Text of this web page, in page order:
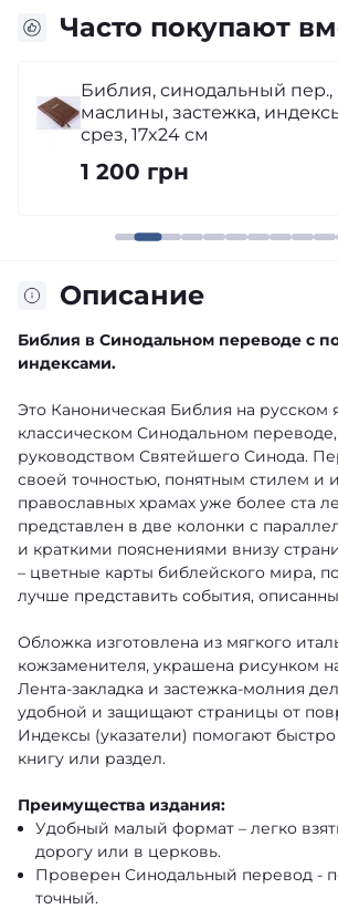
Часто покупают
Библия, синодальный пер.,
маслины, застежка,
срез, 17x24 см
1 200 грн
Описание
Библия в Синодальном переводе с
индексами.
Это Каноническая Библия на русском
классическом Синодальном
руководством Святейшего Синода.
своей точностью, понятным стилем и
православных храмах уже более ста
представлен в две колонки с
и краткими пояснениями внизу
– цветные карты библейского мира,
лучше представить события,
Обложка изготовлена ​​из мягкого
кожзаменителя, украшена рисунком
Лента-закладка и застежка-молния
удобной и защищают страницы от
Индексы (указатели) помогают
книгу или раздел.
Преимущества издания:
Удобный малый формат – легко
дорогу или в церковь.
Проверен Синодальный перевод -
точный.